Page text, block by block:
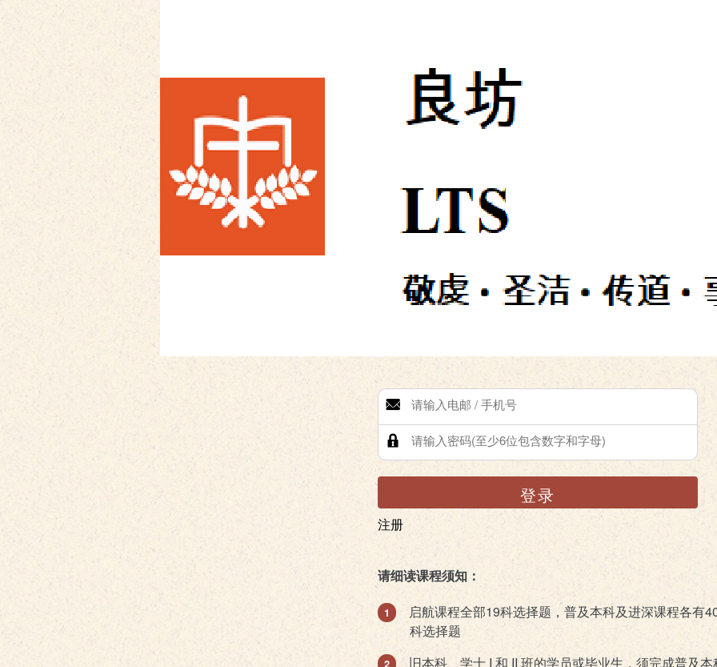
登录
注册
请细读课程须知：
启航课程全部19科选择题，普及本科及进深课程各有
科选择题
旧本科、学士 I 和 II 班的学员或毕业生，须完成普及本